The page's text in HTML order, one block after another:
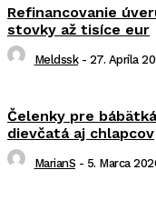
Refinancovanie
stovky až tisíce eur
Meldssk - 27. Apríla
Čelenky pre
dievčatá aj chlapcov
MarianS - 5. Marca